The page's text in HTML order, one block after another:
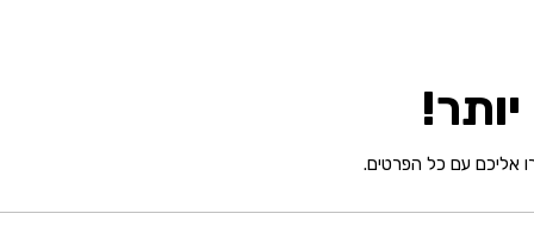
אליכם עם כל הפרטים.